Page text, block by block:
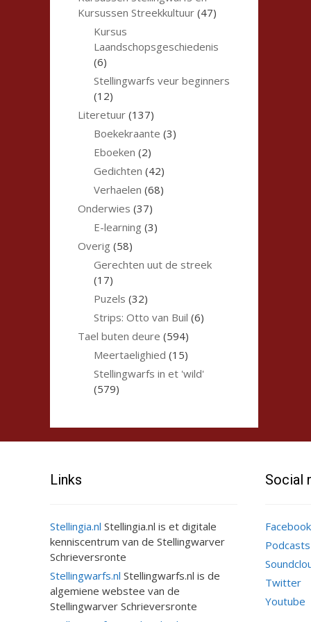
Kursussen Streekkultuur (47)
Kursus
Laandschopsgeschiedenis
(6)
Stellingwarfs veur beginners
(12)
Literetuur (137)
Boekekraante (3)
Eboeken (2)
Gedichten (42)
Verhaelen (68)
Onderwies (37)
E-learning (3)
Overig (58)
Gerechten uut de streek
(17)
Puzels (32)
Strips: Otto van Buil (6)
Tael buten deure (594)
Meertaelighied (15)
Stellingwarfs in et 'wild'
(579)
Links
Stellingia.nl Stellingia.nl is et digitale
kenniscentrum van de Stellingwarver
Schrieversronte
Stellingwarfs.nl Stellingwarfs.nl is de
algemiene webstee van de
Stellingwarver Schrieversronte
Social
Facebook
Podcasts
Twitter
Youtube